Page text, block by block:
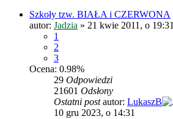
Szkoły tzw. BIAŁA i CZERWONA
autor: Jadzia » 21 kwie 2011, o 19:31
1
2
3
Ocena: 0.98%
29 Odpowiedzi
21601 Odsłony
Ostatni postautor: LukaszB
10 gru 2023, o 14:31